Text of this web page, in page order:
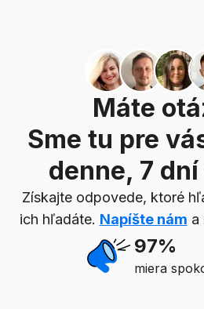
Máte
Sme tu pre
denne, 7
Získajte odpovede, ktoré
ich hľadáte. Napíšte nám a
97%
miera